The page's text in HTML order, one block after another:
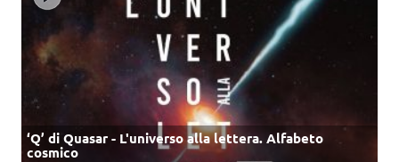
‘Q’ di Quasar - L'universo alla lettera. Alfabeto
cosmico